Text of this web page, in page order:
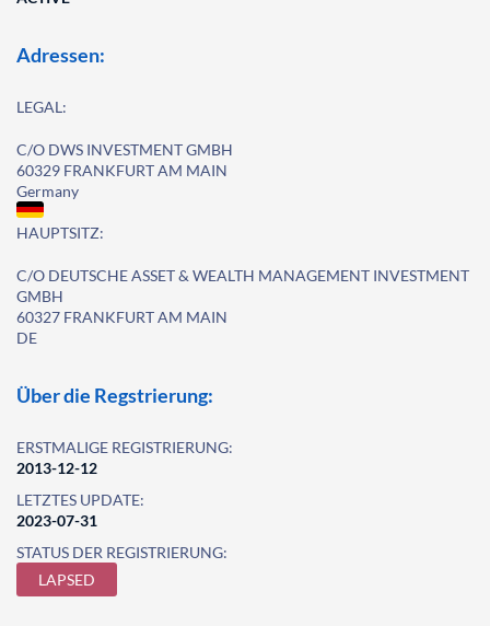
Adressen:
LEGAL:
C/O DWS INVESTMENT GMBH
60329 FRANKFURT AM MAIN
Germany
HAUPTSITZ:
C/O DEUTSCHE ASSET & WEALTH MANAGEMENT INVESTMENT
GMBH
60327 FRANKFURT AM MAIN
DE
Über die Regstrierung:
ERSTMALIGE REGISTRIERUNG:
2013-12-12
LETZTES UPDATE:
2023-07-31
STATUS DER REGISTRIERUNG:
LAPSED